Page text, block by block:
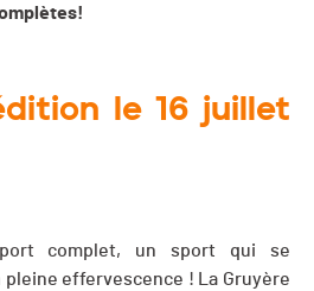
le 16 juillet
complet, un sport qui se
effervescence ! La Gruyère